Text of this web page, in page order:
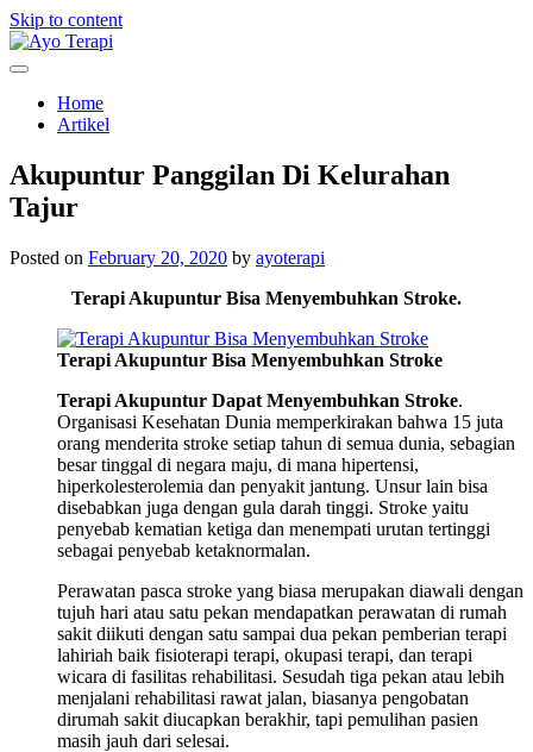
Skip to content
Home
Artikel
Akupuntur Panggilan Di Kelurahan
Tajur
Posted on February 20, 2020 by ayoterapi
Terapi Akupuntur Bisa Menyembuhkan Stroke.
Terapi Akupuntur Bisa Menyembuhkan Stroke
Terapi Akupuntur Dapat Menyembuhkan Stroke.
Organisasi Kesehatan Dunia memperkirakan bahwa 15 juta
orang menderita stroke setiap tahun di semua dunia, sebagian
besar tinggal di negara maju, di mana hipertensi,
hiperkolesterolemia dan penyakit jantung. Unsur lain bisa
disebabkan juga dengan gula darah tinggi. Stroke yaitu
penyebab kematian ketiga dan menempati urutan tertinggi
sebagai penyebab ketaknormalan.
Perawatan pasca stroke yang biasa merupakan diawali dengan
tujuh hari atau satu pekan mendapatkan perawatan di rumah
sakit diikuti dengan satu sampai dua pekan pemberian terapi
lahiriah baik fisioterapi terapi, okupasi terapi, dan terapi
wicara di fasilitas rehabilitasi. Sesudah tiga pekan atau lebih
menjalani rehabilitasi rawat jalan, biasanya pengobatan
dirumah sakit diucapkan berakhir, tapi pemulihan pasien
masih jauh dari selesai.